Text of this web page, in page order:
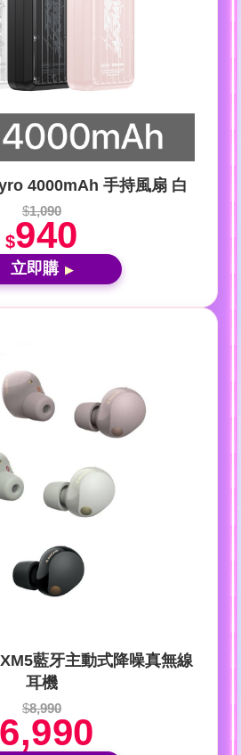
4000mAh 手持風扇 白
$1,090
$940
立即購 ▶
藍牙主動式降噪真無線
耳機
$8,990
6,990